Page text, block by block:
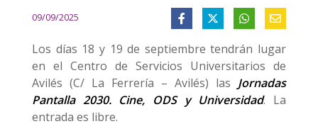
09/09/2025
Los días 18 y 19 de septiembre tendrán lugar
en el Centro de Servicios Universitarios de
Avilés (C/ La Ferrería – Avilés) las Jornadas
Pantalla 2030. Cine, ODS y Universidad. La
entrada es libre.